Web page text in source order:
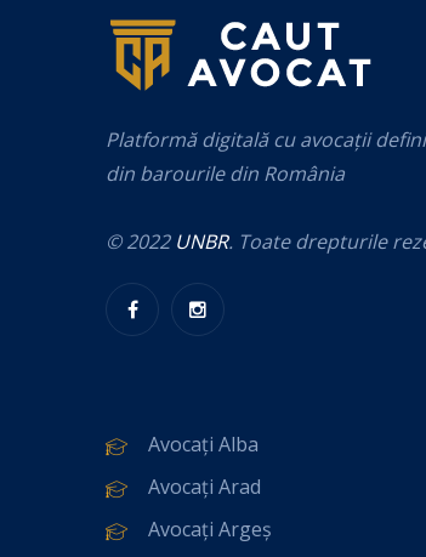
Platformă digitală cu avocații
din barourile din România
© 2022 UNBR. Toate drepturile
Avocați Alba
Avocați Arad
Avocați Argeș